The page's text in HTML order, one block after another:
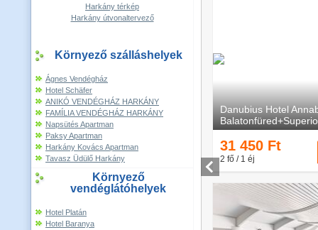
Harkány térkép
Harkány útvonaltervező
Környező szálláshelyek
Ágnes Vendégház
Hotel Schäfer
ANIKÓ VENDÉGHÁZ HARKÁNY
FAMÍLIA VENDÉGHÁZ HARKÁNY
Napsütés Apartman
Paksy Apartman
Harkány Kovács Apartman
Tavasz Üdülő Harkány
Környező
vendéglátóhelyek
Hotel Platán
Hotel Baranya